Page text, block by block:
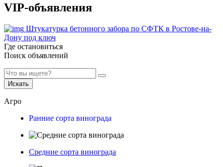
VIP-объявления
Штукатурка бетонного забора по СФТК в Ростове-на-
Дону под ключ
Где остановиться
Поиск объявлений
Искать
Агро
Ранние сорта винограда
Средние сорта винограда